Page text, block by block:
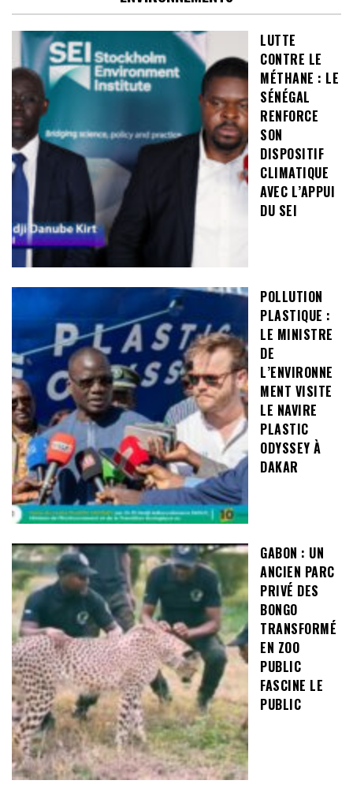
LUTTE
CONTRE LE
MÉTHANE : LE
SÉNÉGAL
RENFORCE
SON
DISPOSITIF
CLIMATIQUE
AVEC L’APPUI
DU SEI
POLLUTION
PLASTIQUE :
LE MINISTRE
DE
L’ENVIRONNE
MENT VISITE
LE NAVIRE
PLASTIC
ODYSSEY À
DAKAR
GABON : UN
ANCIEN PARC
PRIVÉ DES
BONGO
TRANSFORMÉ
EN ZOO
PUBLIC
FASCINE LE
PUBLIC